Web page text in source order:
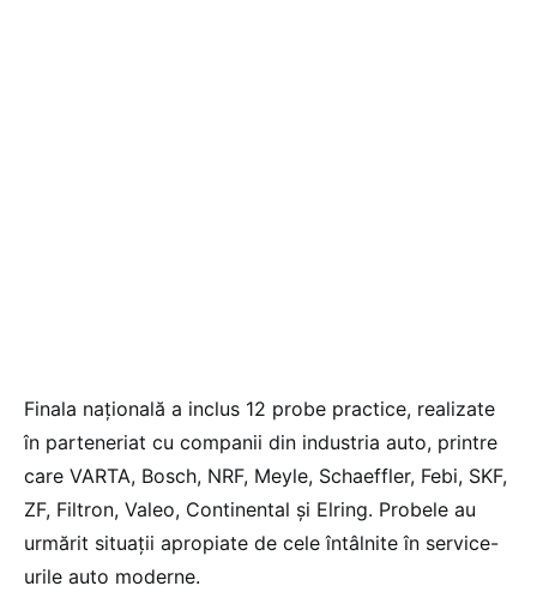
Finala națională a inclus 12 probe practice, realizate
în parteneriat cu companii din industria auto, printre
care VARTA, Bosch, NRF, Meyle, Schaeffler, Febi, SKF,
ZF, Filtron, Valeo, Continental și Elring. Probele au
urmărit situații apropiate de cele întâlnite în service-
urile auto moderne.